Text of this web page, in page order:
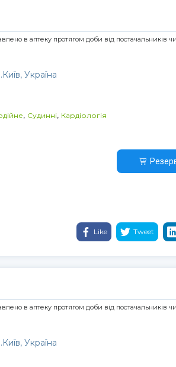
в аптеку протягом доби від постачальників чи
Україна
, Судинні, Кардіологія
Like Tweet
в аптеку протягом доби від постачальників чи
Україна